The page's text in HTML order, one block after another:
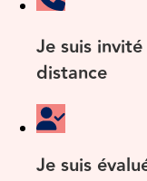
Je suis
distance
Je suis